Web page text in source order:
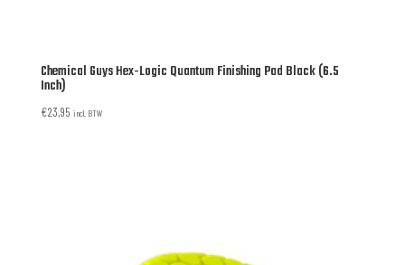
Chemical Guys Hex-Logic Quantum Finishing Pad Black (6.5
Inch)
€23,95 incl. BTW